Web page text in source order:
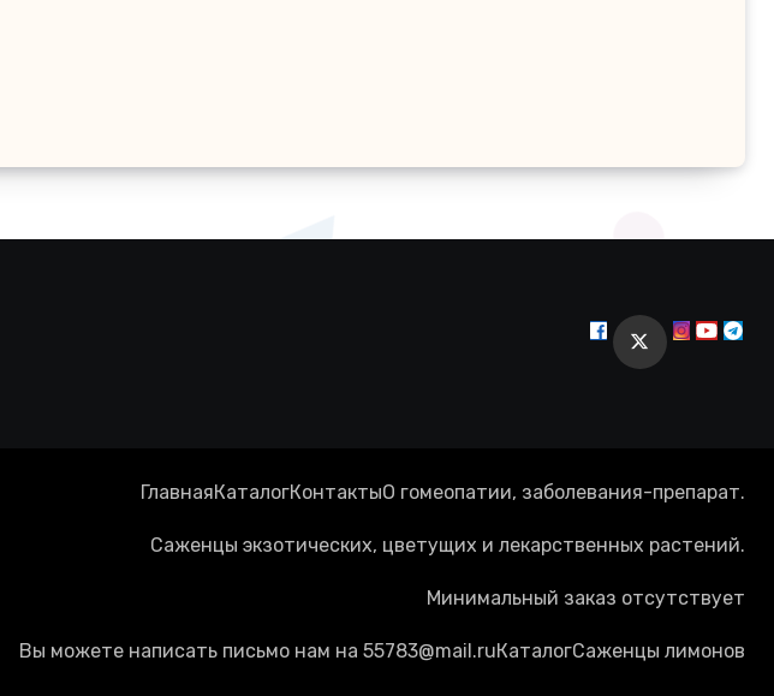
ГлавнаяКаталогКонтактыО гомеопатии, заболевания-препарат.
Саженцы экзотических, цветущих и лекарственных растений.
Минимальный заказ отсутствует
Вы можете написать письмо нам на 55783@mail.ruКаталогCаженцы лимонов